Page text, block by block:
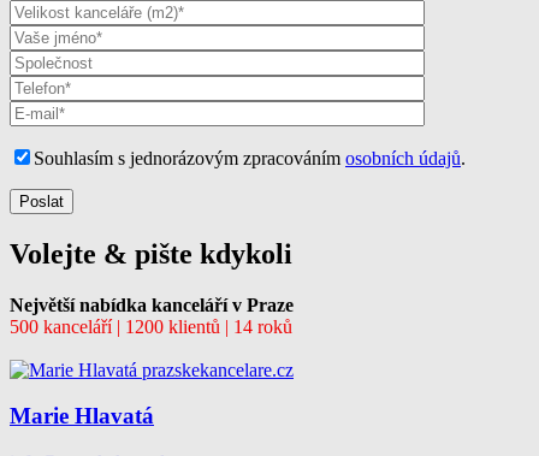
Souhlasím s jednorázovým zpracováním osobních údajů.
Volejte & pište kdykoli
Největší nabídka kanceláří v Praze
500 kanceláří | 1200 klientů | 14 roků
Marie Hlavatá